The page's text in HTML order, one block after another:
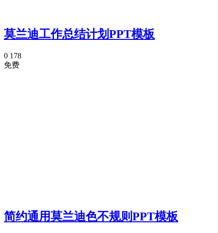
莫兰迪工作总结计划PPT模板
0 178
免费
简约通用莫兰迪色不规则PPT模板